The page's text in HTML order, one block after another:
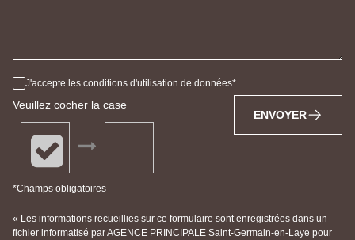
J'accepte les conditions d'utilisation de données
Veuillez cocher la case
*Champs obligatoires
ENVOYER
« Les informations recueillies sur ce formulaire sont enregistrées dans un
fichier informatisé par AGENCE PRINCIPALE Saint-Germain-en-Laye pour